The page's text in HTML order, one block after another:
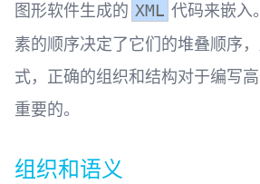
图形软件生成的 XML 代码来嵌入
素的顺序决定了它们的堆叠顺序
式，正确的组织和结构对于编写
重要的。
组织和语义